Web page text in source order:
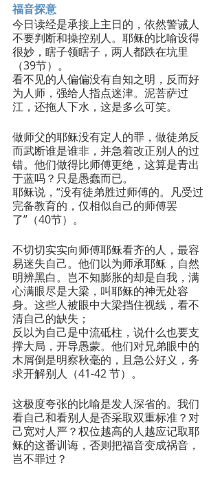
福音探意
今日读经是承接上主日的，依然警诫人
不要判断和操控别人。耶稣的比喻设得
很妙，瞎子领瞎子，两人都跌在坑里
（39节）。
看不见的人偏偏没有自知之明，反而好
为人师，强给人指点迷津。泥菩萨过
江，还拖人下水，这是多么可笑。
做师父的耶稣没有定人的罪，做徒弟反
而武断谁是谁非，并急着改正别人的过
错。他们做得比师傅更绝，这算是青出
于蓝吗？只是愚蠢而已。
耶稣说，“没有徒弟胜过师傅的。凡受过
完备教育的，仅相似自己的师傅罢
了”（40节）。
不切切实实向师傅耶稣看齐的人，最容
易迷失自己。他们以为师承耶稣，自然
明辨黑白。岂不知膨胀的却是自我，满
心满眼尽是大梁，叫耶稣的神无处容
身。这些人被眼中大梁挡住视线，看不
清自己的缺失；
反以为自己是中流砥柱，说什么也要支
撑大局，开导愚蒙。他们对兄弟眼中的
木屑倒是明察秋毫的，且急公好义，务
求开解别人（41-42 节）。
这极度夸张的比喻是发人深省的。我们
看自己和看别人是否采取双重标准？对
己宽对人严？权位越高的人越应记取耶
稣的这番训诲，否则把福音变成祸音，
岂不罪过？